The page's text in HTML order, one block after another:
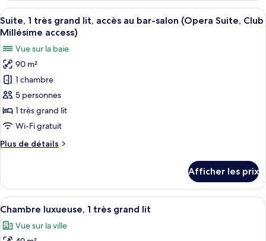
grand
lit
Khalifa
View)
Junior,
1
très
lit
(Burj
Khalifa
View)
Afficher
toutes
photos
pour
ce
type
de
chambre :
1
lit,
accès
au
bar-
Une chambre d’hôtel avec un
16
Suite, 1 très grand lit, accès au bar-salon (Opera Suite, Club
Millésime access)
Vue sur la baie
90 m²
1 chambre
5 personnes
1 très grand lit
Wi-Fi gratuit
Plus de détails
Plus
Suite,
très
lit,
Afficher les prix
Afficher
toutes
les
Une chambre d’hôtel avec une
10
Chambre luxueuse, 1 très grand lit
Vue sur la ville